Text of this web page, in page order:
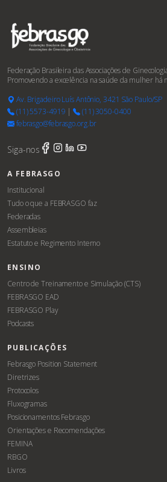
Federação Brasileira das Associações de
Promovendo a excelência na saúde da mulher há
Av. Brigadeiro Luís Antônio, 3421 São Paulo/SP
(11) 5573-4919 |
(11) 3050-0400
febrasgo@febrasgo.org.br
Siga-nos
A FEBRASGO
Institucional
Tudo o que a FEBRASGO faz
Federadas
Assembleias
Estatuto e Regimento Interno
ENSINO
Centro de Treinamento e Simulação (CTS)
FEBRASGO EAD
FEBRASGO Play
Podcasts
PUBLICAÇÕES
Febrasgo Position Statement
Diretrizes
Protocolos
Fluxogramas
Posicionamentos Febrasgo
Orientações e Recomendações
FEMINA
RBGO
Livros